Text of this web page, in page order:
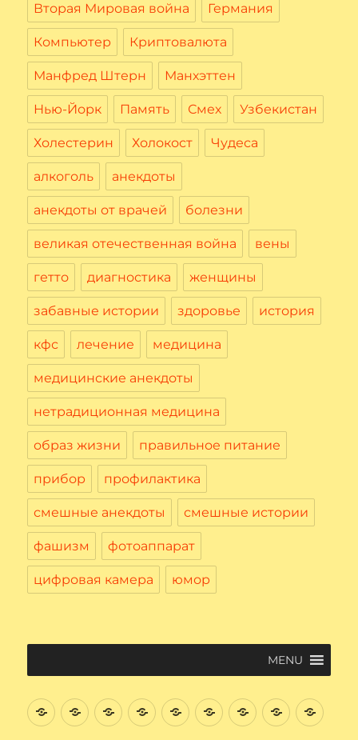
Вторая Мировая война Германия
Компьютер Криптовалюта
Манфред Штерн Манхэттен
Нью-Йорк Память Смех Узбекистан
Холестерин Холокост Чудеса
алкоголь анекдоты
анекдоты от врачей болезни
великая отечественная война вены
гетто диагностика женщины
забавные истории здоровье история
кфс лечение медицина
медицинские анекдоты
нетрадиционная медицина
образ жизни правильное питание
прибор профилактика
смешные анекдоты смешные истории
фашизм фотоаппарат
цифровая камера юмор
MENU
ВведениеЦифровая
ФайловаяТекстовый
Интернет
НачнемЭлектронная